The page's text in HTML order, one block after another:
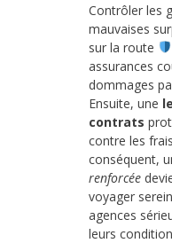
Contrôler les
mauvaises
sur la route
assurances
dommages
Ensuite, une
contrats
contre les
conséquent,
renforcée
voyager
agences
leurs